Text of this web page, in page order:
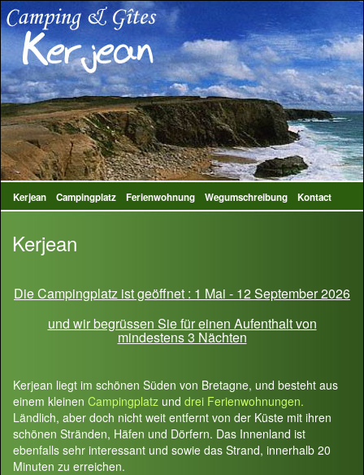
Kerjean Campingplatz Ferienwohnung Wegumschreibung Kontact
Kerjean
Die Campingplatz ist geöffnet : 1 Mai - 12 September 2026
und wir begrüssen Sie für einen Aufenthalt von
mindestens 3 Nächten
Kerjean liegt im schönen Süden von Bretagne, und besteht aus
einem kleinen Campingplatz und drei Ferienwohnungen.
Ländlich, aber doch nicht weit entfernt von der Küste mit ihren
schönen Stränden, Häfen und Dörfern. Das Innenland ist
ebenfalls sehr interessant und sowie das Strand, innerhalb 20
Minuten zu erreichen.